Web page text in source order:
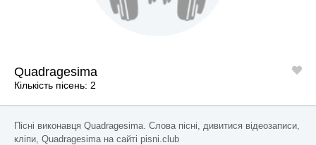
Quadragesima
Кількість пісень: 2
Пісні виконавця Quadragesima. Слова пісні, дивитися відеозаписи,
кліпи, Quadragesima на сайті pisni.club